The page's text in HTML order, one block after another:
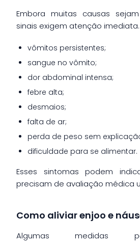
Embora muitas causas
sinais exigem atenção imediata.
vômitos persistentes;
sangue no vômito;
dor abdominal intensa;
febre alta;
desmaios;
falta de ar;
perda de peso sem
dificuldade para se alimentar.
Esses sintomas podem
precisam de avaliação médica
Como aliviar enjoo e
Algumas medidas